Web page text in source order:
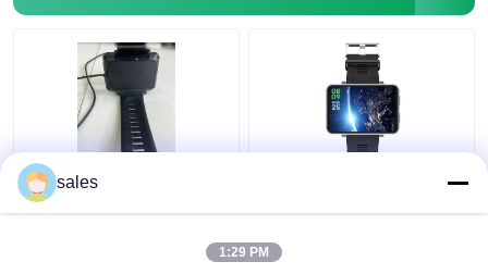
Mannen 2,86"
Smartwatch Met Wifi
oproep 4g wifi
smartwatch RAM 1GB
+ ROM 16GB Voor
sales
1:29 PM